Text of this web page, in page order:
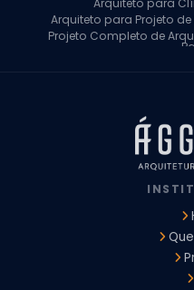
Arquiteto para
Arquiteto para Projeto
Projeto Completo de
Arquiteto para Projeto
Arquiteto para
Arquiteto para
Arquitetura para
Design de
Design de
Empresa de
Empresas de